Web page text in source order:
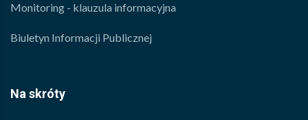
Monitoring - klauzula informacyjna
Biuletyn Informacji Publicznej
Na skróty